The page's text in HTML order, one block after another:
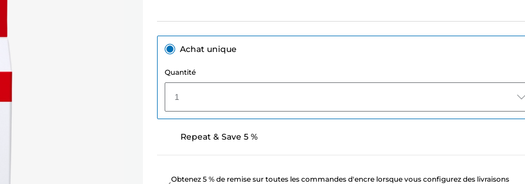
Achat unique
Quantité
1
Repeat & Save 5 %
Obtenez 5 % de remise sur toutes les commandes d'encre lorsque vous configurez des livraisons